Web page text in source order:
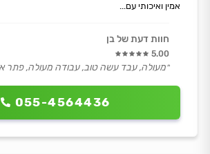
055-4564436
אמין ואיכותי עם...
חוות דעת של בן
5.00
״מעולה, עבד עשה טוב, עבודה מעולה, פתר